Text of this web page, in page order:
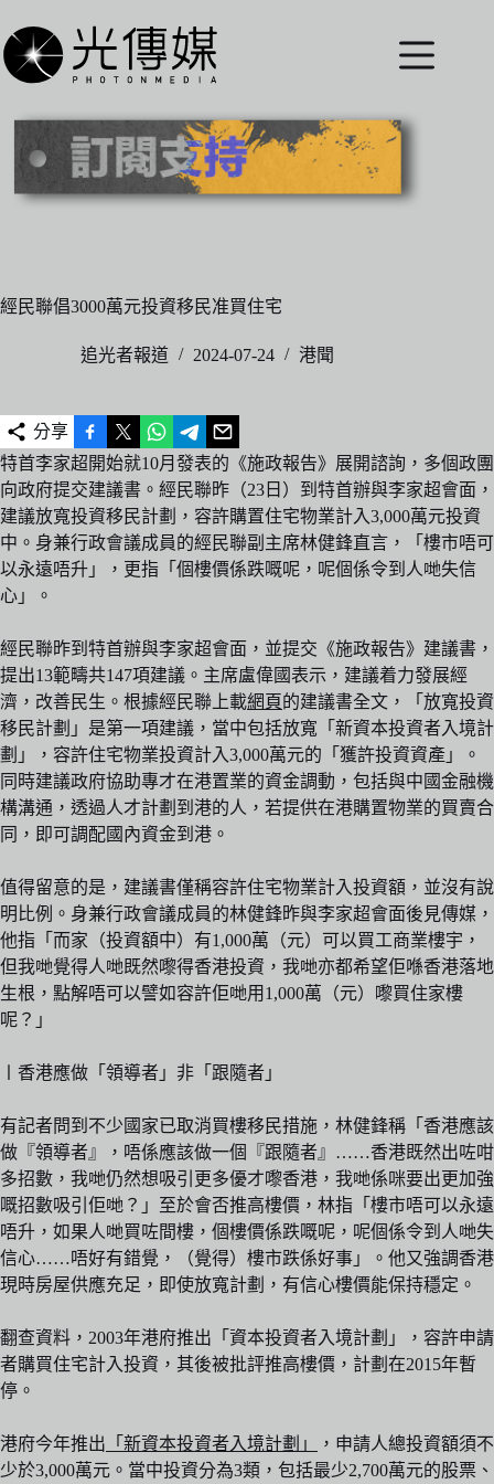
至
主
內
經民聯倡3000萬元投資移民准買住宅
追光者報道 2024-07-24 港聞
分享
特首李家超開始就10月發表的《施政報告》展開諮詢，多個政團
向政府提交建議書。經民聯昨（23日）到特首辦與李家超會面，
建議放寬投資移民計劃，容許購置住宅物業計入3,000萬元投資
中。身兼行政會議成員的經民聯副主席林健鋒直言，「樓市唔可
以永遠唔升」，更指「個樓價係跌嘅呢，呢個係令到人哋失信
心」。
經民聯昨到特首辦與李家超會面，並提交《施政報告》建議書，
提出13範疇共147項建議。主席盧偉國表示，建議着力發展經
濟，改善民生。根據經民聯上載網頁的建議書全文，「放寬投資
移民計劃」是第一項建議，當中包括放寬「新資本投資者入境計
劃」，容許住宅物業投資計入3,000萬元的「獲許投資資產」。
同時建議政府協助專才在港置業的資金調動，包括與中國金融機
構溝通，透過人才計劃到港的人，若提供在港購置物業的買賣合
同，即可調配國內資金到港。
值得留意的是，建議書僅稱容許住宅物業計入投資額，並沒有說
明比例。身兼行政會議成員的林健鋒昨與李家超會面後見傳媒，
他指「而家（投資額中）有1,000萬（元）可以買工商業樓宇，
但我哋覺得人哋既然嚟得香港投資，我哋亦都希望佢喺香港落地
生根，點解唔可以譬如容許佢哋用1,000萬（元）嚟買住家樓
呢？」
〡香港應做「領導者」非「跟隨者」
有記者問到不少國家已取消買樓移民措施，林健鋒稱「香港應該
做『領導者』，唔係應該做一個『跟隨者』……香港既然出咗咁
多招數，我哋仍然想吸引更多優才嚟香港，我哋係咪要出更加強
嘅招數吸引佢哋？」至於會否推高樓價，林指「樓市唔可以永遠
唔升，如果人哋買咗間樓，個樓價係跌嘅呢，呢個係令到人哋失
信心……唔好有錯覺，（覺得）樓市跌係好事」。他又強調香港
現時房屋供應充足，即使放寬計劃，有信心樓價能保持穩定。
翻查資料，2003年港府推出「資本投資者入境計劃」，容許申請
者購買住宅計入投資，其後被批評推高樓價，計劃在2015年暫
停。
港府今年推出 「新資本投資者入境計劃」
，申請人總投資額須不
少於3,000萬元。當中投資分為3類，包括最少2,700萬元的股票、